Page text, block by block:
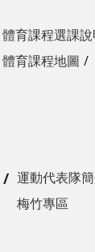
體育課程選課說
體育課程地圖
運動代表隊
梅竹專區